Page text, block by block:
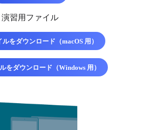
演習用ファイル
をダウンロード（macOS 用）
をダウンロード（Windows 用）